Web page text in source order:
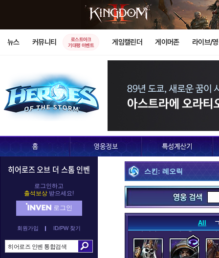
뉴스 커뮤니티
로스트아크
기대평 이벤트
게임캘린더 게이머존 라이브/
히어로즈 오브 더 스톰 인벤
로그인하고
출석보상 받으세요!
로그인
회원가입 ID/PW 찾기
스킨: 레오릭
All
누더기 데스윙 데